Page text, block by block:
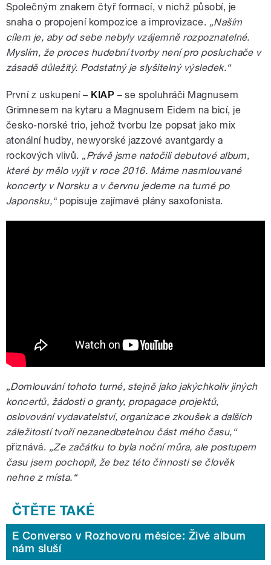
Společným znakem čtyř formací, v nichž působí, je
snaha o propojení kompozice a improvizace. „Naším
cílem je, aby od sebe nebyly vzájemně rozpoznatelné.
Myslím, že proces hudební tvorby není pro posluchače v
zásadě důležitý. Podstatný je slyšitelný výsledek.“
První z uskupení – KIAP – se spoluhráči Magnusem
Grimnesem na kytaru a Magnusem Eidem na bicí, je
česko-norské trio, jehož tvorbu lze popsat jako mix
atonální hudby, newyorské jazzové avantgardy a
rockových vlivů. „Právě jsme natočili debutové album,
které by mělo vyjít v roce 2016. Máme nasmlouvané
koncerty v Norsku a v červnu jedeme na turné po
Japonsku,“popisuje zajímavé plány saxofonista.
„Domlouvání tohoto turné, stejně jako jakýchkoliv jiných
koncertů, žádosti o granty, propagace projektů,
oslovování vydavatelství, organizace zkoušek a dalších
záležitostí tvoří nezanedbatelnou část mého času,“
přiznává. „Ze začátku to byla noční můra, ale postupem
času jsem pochopil, že bez této činnosti se člověk
nehne z místa.“
E Converso v Rozhovoru měsíce: Živé album
nám sluší